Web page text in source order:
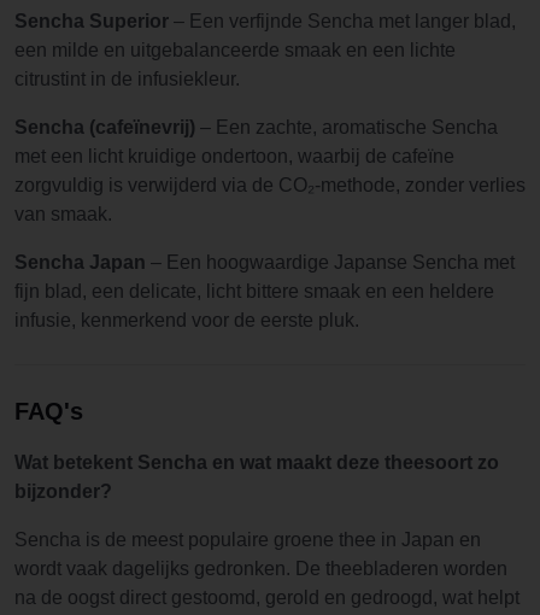
Sencha Superior – Een verfijnde Sencha met langer blad,
een milde en uitgebalanceerde smaak en een lichte
citrustint in de infusiekleur.
Sencha (cafeïnevrij) – Een zachte, aromatische Sencha
met een licht kruidige ondertoon, waarbij de cafeïne
zorgvuldig is verwijderd via de CO₂-methode, zonder verlies
van smaak.
Sencha Japan – Een hoogwaardige Japanse Sencha met
fijn blad, een delicate, licht bittere smaak en een heldere
infusie, kenmerkend voor de eerste pluk.
FAQ's
Wat betekent Sencha en wat maakt deze theesoort zo
bijzonder?
Sencha is de meest populaire groene thee in Japan en
wordt vaak dagelijks gedronken. De theebladeren worden
na de oogst direct gestoomd, gerold en gedroogd, wat helpt